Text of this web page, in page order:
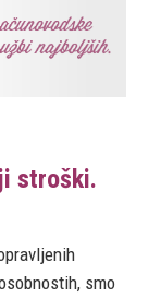
stroški.
smo